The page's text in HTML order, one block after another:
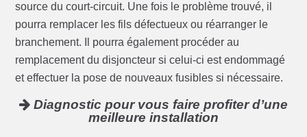
source du court-circuit. Une fois le problème trouvé, il
pourra remplacer les fils défectueux ou réarranger le
branchement. Il pourra également procéder au
remplacement du disjoncteur si celui-ci est endommagé
et effectuer la pose de nouveaux fusibles si nécessaire.
Diagnostic pour vous faire profiter d’une
meilleure installation